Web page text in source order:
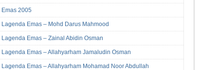
Emas 2005
Lagenda Emas – Mohd Darus Mahmood
Lagenda Emas – Zainal Abidin Osman
Lagenda Emas – Allahyarham Jamaludin Osman
Lagenda Emas – Allahyarham Mohamad Noor Abdullah